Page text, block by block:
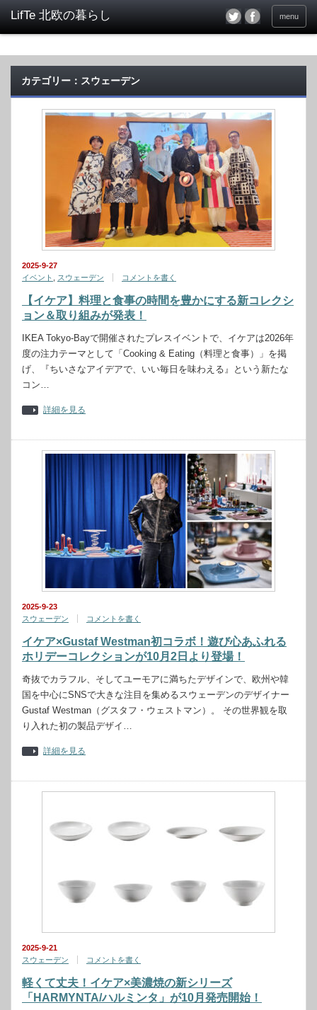
menu
カテゴリー：スウェーデン
2025-9-27
イベント
スウェーデン コメントを書く
【イケア】料理と食事の時間を豊かにする新コレクシ
ョン＆取り組みが発表！
IKEA Tokyo-Bayで開催されたプレスイベントで、イケアは2026年
度の注力テーマとして「Cooking & Eating（料理と食事）」を掲
げ、『ちいさなアイデアで、いい毎日を味わえる』という新たな
コン…
詳細を見る
2025-9-23
スウェーデン
コメントを書く
イケア×Gustaf Westman初コラボ！遊び心あふれる
ホリデーコレクションが10月2日より登場！
奇抜でカラフル、そしてユーモアに満ちたデザインで、欧州や韓
国を中心にSNSで大きな注目を集めるスウェーデンのデザイナー
Gustaf Westman（グスタフ・ウェストマン）。 その世界観を取
り入れた初の製品デザイ…
詳細を見る
2025-9-21
スウェーデン
コメントを書く
軽くて丈夫！イケア×美濃焼の新シリーズ
「HARMYNTA/ハルミンタ」が10月発売開始！